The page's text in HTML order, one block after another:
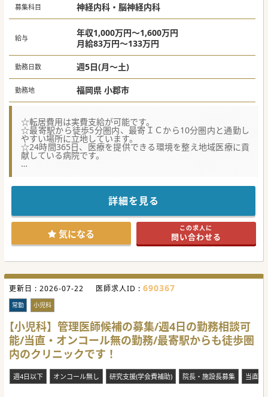
募集科目 神経内科・脳神経内科
給与
年収1,000万円～1,600万円
月給83万円～133万円
勤務日数 週5日(月～土)
勤務地 福岡県 小郡市
☆転居費用は実費支給が可能です。
☆最寄駅から徒歩5分圏内、最寄ＩＣから10分圏内と通勤し
やすい場所に立地しています。
☆24時間365日、医療を提供できる環境を整え地域医療に貢
献している病院です。
エリア唯一の24時間体制の救急病院です。
症例を多く経験したい先生はもちろん、いままでのご経験を
キャリアアップを図りたい先生にはうってつけの環境です。
少しでもご興味がございましたら、お気軽にお問合せくださ
#秋入職可
詳細を見る
気になる この求人に
問い合わせる
更新日 : 2026-07-22 医師求人ID : 690367
常勤 小児科
【小児科】管理医師候補の募集/週4日の勤務相談可
能/当直・オンコール無の勤務/最寄駅からも徒歩圏
内のクリニックです！
週4日以下 オンコール無し 研究支援(学会費補助) 院長・施設長募集 当直な